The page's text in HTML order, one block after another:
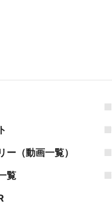
ー（動画一覧）
覧